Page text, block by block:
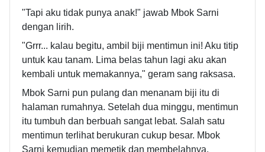
"Tapi aku tidak punya anak!" jawab Mbok Sarni
dengan lirih.
"Grrr... kalau begitu, ambil biji mentimun ini! Aku titip
untuk kau tanam. Lima belas tahun lagi aku akan
kembali untuk memakannya," geram sang raksasa.
Mbok Sarni pun pulang dan menanam biji itu di
halaman rumahnya. Setelah dua minggu, mentimun
itu tumbuh dan berbuah sangat lebat. Salah satu
mentimun terlihat berukuran cukup besar. Mbok
Sarni kemudian memetik dan membelahnya.